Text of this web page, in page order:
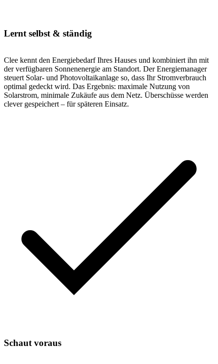
Lernt selbst & ständig
Clee kennt den Energiebedarf Ihres Hauses und kombiniert ihn mit
der verfügbaren Sonnenenergie am Standort. Der Energiemanager
steuert Solar- und Photovoltaikanlage so, dass Ihr Stromverbrauch
optimal gedeckt wird. Das Ergebnis: maximale Nutzung von
Solarstrom, minimale Zukäufe aus dem Netz. Überschüsse werden
clever gespeichert – für späteren Einsatz.
Schaut voraus